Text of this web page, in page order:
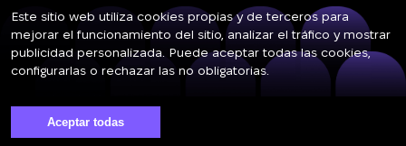
Suscríbase a nuestras noticias. Envío semanal
Este sitio web utiliza cookies propias y de terceros para
mejorar el funcionamiento del sitio, analizar el tráfico y mostrar
publicidad personalizada. Puede aceptar todas las cookies,
configurarlas o rechazar las no obligatorias.
Aceptar todas